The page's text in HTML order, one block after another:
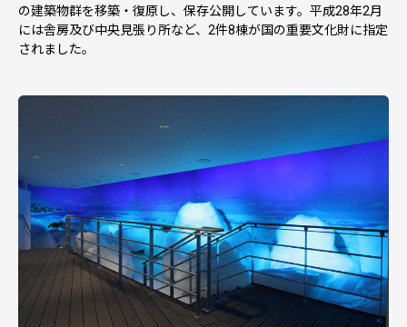
の建築物群を移築・復原し、保存公開しています。平成28年2月
には舎房及び中央見張り所など、2件8棟が国の重要文化財に指定
されました。